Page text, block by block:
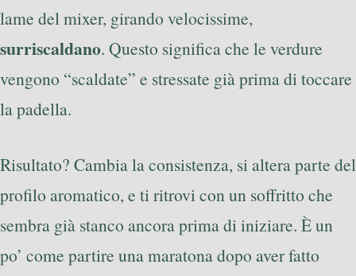
lame del mixer, girando velocissime,
surriscaldano. Questo significa che le verdure
vengono “scaldate” e stressate già prima di toccare
la padella.
Risultato? Cambia la consistenza, si altera parte del
profilo aromatico, e ti ritrovi con un soffritto che
sembra già stanco ancora prima di iniziare. È un
po’ come partire una maratona dopo aver fatto